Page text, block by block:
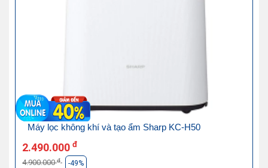
Máy lọc không khí và tạo ẩm Sharp KC-H50
2.490.000 đ
4.900.000đ -49%